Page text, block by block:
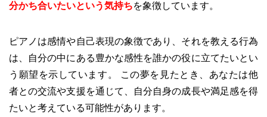
分かち合いたいという気持ちを象徴しています。
ピアノは感情や自己表現の象徴であり、それを教える行為
は、自分の中にある豊かな感性を誰かの役に立てたいとい
う願望を示しています。 この夢を見たとき、あなたは他
者との交流や支援を通じて、自分自身の成長や満足感を得
たいと考えている可能性があります。